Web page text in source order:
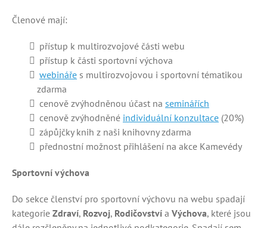
Členové mají:
přístup k multirozvojové části webu
přístup k části sportovní výchova
webináře s multirozvojovou i sportovní tématikou
zdarma
cenově zvýhodněnou účast na seminářích
cenově zvýhodněné individuální konzultace (20%)
zápůjčky knih z naši knihovny zdarma
přednostní možnost přihlášení na akce Kamevédy
Sportovní výchova
Do sekce členství pro sportovní výchovu na webu spadají
kategorie Zdraví, Rozvoj, Rodičovství a Výchova, které jsou